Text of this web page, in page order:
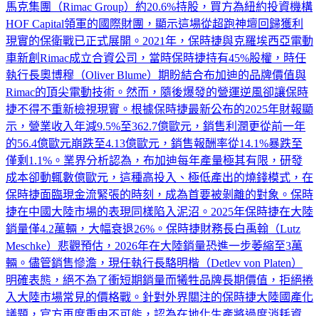
馬克集團（Rimac Group）約20.6%持股，買方為紐約投資機構
HOF Capital領軍的國際財團，顯示這場從超跑神壇回歸獲利
現實的保衛戰已正式展開。2021年，保時捷與克羅埃西亞電動
車新創Rimac成立合資公司，當時保時捷持有45%股權，時任
執行長奧博穆（Oliver Blume）期盼結合布加迪的品牌價值與
Rimac的頂尖電動技術。然而，隨後爆發的營運逆風卻讓保時
捷不得不重新檢視現實。根據保時捷最新公布的2025年財報顯
示，營業收入年減9.5%至362.7億歐元，銷售利潤更從前一年
的56.4億歐元崩跌至4.13億歐元，銷售報酬率從14.1%暴跌至
僅剩1.1%。業界分析認為，布加迪每年產量極其有限，研發
成本卻動輒數億歐元，這種高投入、極低產出的燒錢模式，在
保時捷面臨現金流緊張的時刻，成為首要被剝離的對象。保時
捷在中國大陸市場的表現同樣陷入泥沼。2025年保時捷在大陸
銷量僅4.2萬輛，大幅衰退26%。保時捷財務長白禹翰（Lutz
Meschke）悲觀預估，2026年在大陸銷量恐進一步萎縮至3萬
輛。儘管銷售慘澹，現任執行長駱明楷（Detlev von Platen）
明確表態，絕不為了衝短期銷量而犧牲品牌長期價值，拒絕捲
入大陸市場常見的價格戰。針對外界關注的保時捷大陸國產化